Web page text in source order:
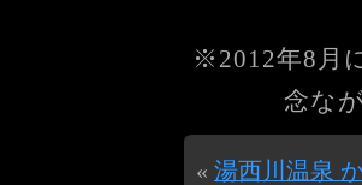
※2012年8月
念な
« 湯西川温泉